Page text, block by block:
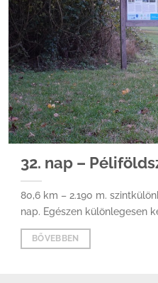
32. nap –
80,6 km – 2.190 m.
nap. Egészen különlegesen
BŐVEBBEN